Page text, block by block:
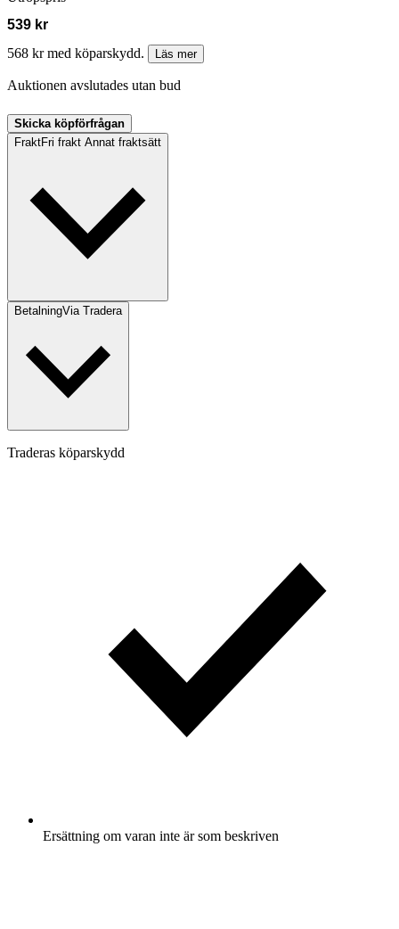
539 kr
568 kr med köparskydd.
Läs mer
Auktionen avslutades utan bud
Skicka köpförfrågan
FraktFri frakt Annat fraktsätt
BetalningVia Tradera
Traderas köparskydd
Ersättning om varan inte är som beskriven